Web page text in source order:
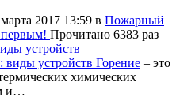
2017 13:59 в Пожарный
Прочитано 6383 раз
устройств
Горение – это
химических
и…